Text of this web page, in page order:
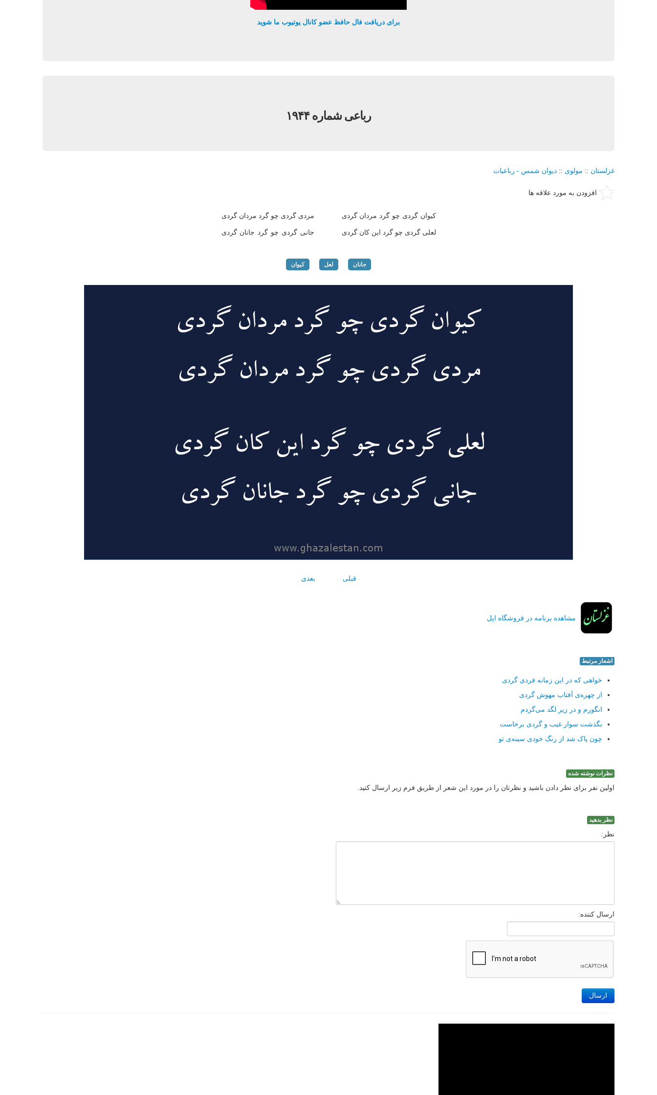
برای دریافت فال حافظ عضو کانال یوتیوب ما شوید
رباعی شماره ۱۹۴۴
غزلستان :: مولوی :: دیوان شمس - رباعیات
افزودن به مورد علاقه ها
کیوان گردی چو گرد مردان گردی مردی گردی چو گرد مردان گردی
لعلی گردی چو گرد این کان گردی جانی گردی چو گرد جانان گردی
جانان لعل کیوان
قبلی بعدی
مشاهده برنامه در فروشگاه اپل
اشعار مرتبط
خواهی که در این زمانه فردی گردی
از چهره‌ی آفتاب مهوش گردی
انگورم و در زیر لگد می‌گردم
بگذشت سوار غیب و گردی برخاست
چون پاک شد از رنگ خودی سینه‌ی تو
نظرات نوشته شده
اولین نفر برای نظر دادن باشید و نظرتان را در مورد این شعر از طریق فرم زیر ارسال کنید.
نظر بدهید
نظر:
ارسال کننده:
ارسال